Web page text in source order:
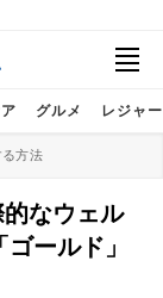
グルメ レジャー
方法
なウェル
ールド」